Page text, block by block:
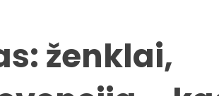
ženklai,